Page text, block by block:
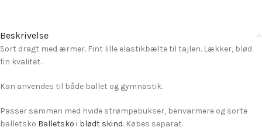
Beskrivelse
Sort dragt med ærmer. Fint lille elastikbælte til tajlen. Lækker, blød
fin kvalitet.
Kan anvendes til både ballet og gymnastik.
Passer sammen med hvide strømpebukser, benvarmere og sorte
balletsko Balletsko i blødt skind. Købes separat.